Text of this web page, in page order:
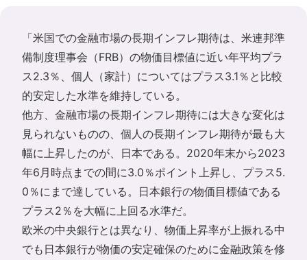
「米国での金融市場の長期インフレ期待は、米連邦準
備制度理事会（FRB）の物価目標値に近い年平均プラ
ス2.3％、個人（家計）についてはプラス3.1％と比較
的安定した水準を維持している。
他方、金融市場の長期インフレ期待には大きな変化は
見られないものの、個人の長期インフレ期待が最も大
幅に上昇したのが、日本である。2020年末から2023
年6月時点までの間に3.0％ポイント上昇し、プラス5.
0％にまで達している。日本銀行の物価目標値である
プラス2％を大幅に上回る水準だ。
欧米の中央銀行とは異なり、物価上昇率が上振れる中
でも日本銀行が物価の安定確保のために金融政策を修